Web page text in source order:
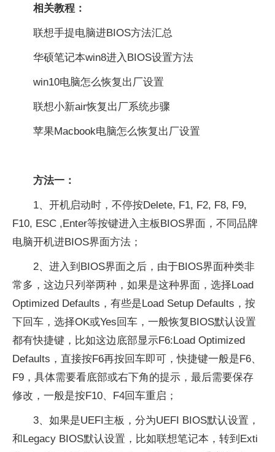
相关教程：
联想手提电脑进BIOS方法汇总
华硕笔记本win8进入BIOS设置方法
win10电脑怎么恢复出厂设置
联想小新air恢复出厂系统步骤
苹果Macbook电脑怎么恢复出厂设置
方法一：
1、开机启动时，不停按Delete, F1, F2, F8, F9,
F10, ESC ,Enter等按键进入主板BIOS界面，不同品牌
电脑开机进BIOS界面方法；
2、进入到BIOS界面之后，由于BIOS界面种类非
常多，这边只列举两种，如果是这种界面，选择Load
Optimized Defaults，有些是Load Setup Defaults，按
下回车，选择OK或Yes回车，一般恢复BIOS默认设置
都有快捷键，比如这边底部显示F6:Load Optimized
Defaults，直接按F6再按回车即可，快捷键一般是F6、
F9，具体需要看底部或右下角的提示，最后需要保存
修改，一般是按F10、F4回车重启；
3、如果是UEFI主板，分为UEFI BIOS默认设置，
和Legacy BIOS默认设置，比如联想笔记本，转到Exti